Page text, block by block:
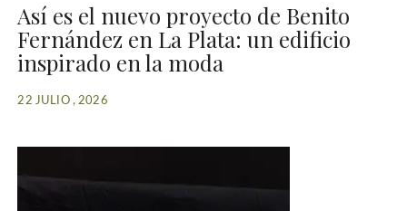
Así es el nuevo proyecto de Benito
Fernández en La Plata: un edificio
inspirado en la moda
22 JULIO , 2026